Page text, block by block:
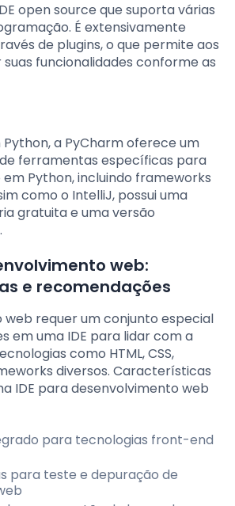
open source que suporta várias
É extensivamente
de plugins, o que permite aos
suas funcionalidades conforme as
Python, a PyCharm oferece um
ferramentas específicas para
Python, incluindo frameworks
como o IntelliJ, possui uma
gratuita e uma versão
web:
e recomendações
web requer um conjunto especial
em uma IDE para lidar com a
como HTML, CSS,
diversos. Características
IDE para desenvolvimento web
para tecnologias front-end
para teste e depuração de